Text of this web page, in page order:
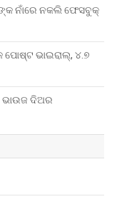
ନାଁରେ ନକଲି ଫେସବୁକ୍
ପୋଷ୍ଟ ଭାଇରାଲ୍, ୪.୭
ଭାଉଜ ଦିଅର